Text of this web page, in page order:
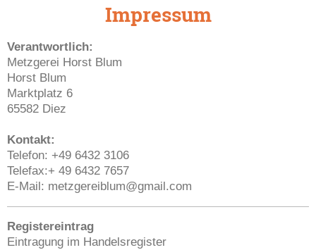
Impressum
Verantwortlich:
Metzgerei Horst Blum
Horst Blum
Marktplatz 6
65582 Diez
Kontakt:
Telefon: +49 6432 3106
Telefax:+ 49 6432 7657
E-Mail: metzgereiblum@gmail.com
Registereintrag
Eintragung im Handelsregister